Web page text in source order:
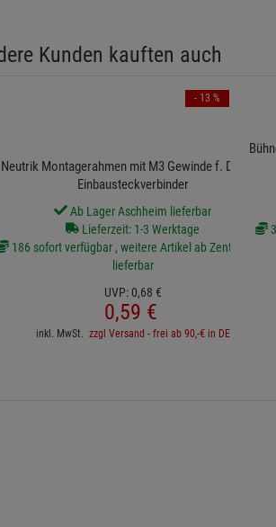
Kunden kauften auch
Neutrik Montagerahmen mit M3 Gewinde f. D-Form
Einbausteckverbinder
Ab Lager Aschheim lieferbar
Lieferzeit: 1-3 Werktage
186 sofort verfügbar , weitere Artikel ab Zentrallager
lieferbar
UVP: 0,68 €
0,59 €
inkl. MwSt. zzgl Versand - frei ab 90,-€ in DE
- 13 %